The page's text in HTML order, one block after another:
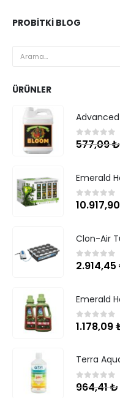
PROBITKI BLOG
ÜRÜNLER
05
577,09₺
Emerald
05
10.917,90
Clon-Air
0 5
2.914,45
0 5
1.178,09
Terra
05
964,41₺